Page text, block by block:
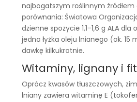
najbogatszym roślinnym
porównania: Światowa
dzienne spożycie 1,1–1,6 g ALA dla
jedna łyżka oleju lnianego (ok. 15
dawkę kilkukrotnie.
Witaminy, lignany i
Oprócz kwasów tłuszczowych,
lniany zawiera witaminę E